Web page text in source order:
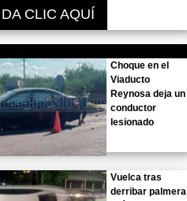
DA CLIC AQUÍ
Choque en el
Viaducto
Reynosa deja un
conductor
lesionado
Vuelca tras
derribar palmera